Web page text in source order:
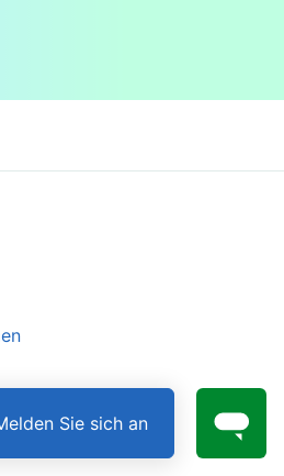
Sie sich an